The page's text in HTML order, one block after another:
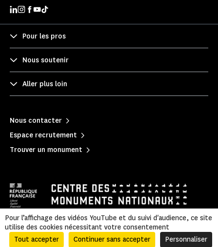
Pour les pros
Nous soutenir
Aller plus loin
Nous contacter
Espace recrutement
Trouver un monument
Politique de confidentialité | Mentions légales
|
Informations légales et administratives
| Accessibilité | Plan du site
Pour l’affichage des vidéos YouTube et du suivi d'audience, ce site
utilise des cookies nécessitant votre consentement
Tout accepter
Continuer sans accepter Personnaliser